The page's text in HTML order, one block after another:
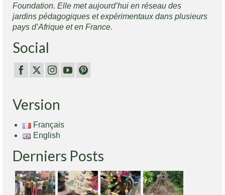
Foundation. Elle met aujourd’hui en réseau des
jardins pédagogiques et expérimentaux dans plusieurs
pays d’Afrique et en France.
Social
Version
Français
English
Derniers Posts